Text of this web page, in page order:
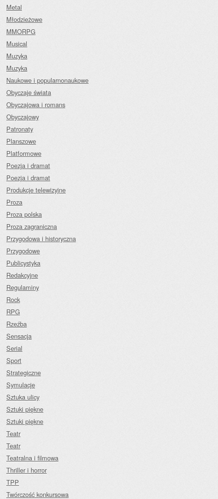
Metal
Młodzieżowe
MMORPG
Musical
Muzyka
Muzyka
Naukowe i popularnonaukowe
Obyczaje świata
Obyczajowa i romans
Obyczajowy
Patronaty
Planszowe
Platformowe
Poezja i dramat
Poezja i dramat
Produkcje telewizyjne
Proza
Proza polska
Proza zagraniczna
Przygodowa i historyczna
Przygodowe
Publicystyka
Redakcyjne
Regulaminy
Rock
RPG
Rzeźba
Sensacja
Serial
Sport
Strategiczne
Symulacje
Sztuka ulicy
Sztuki piękne
Sztuki piękne
Teatr
Teatr
Teatralna i filmowa
Thriller i horror
TPP
Twórczość konkursowa